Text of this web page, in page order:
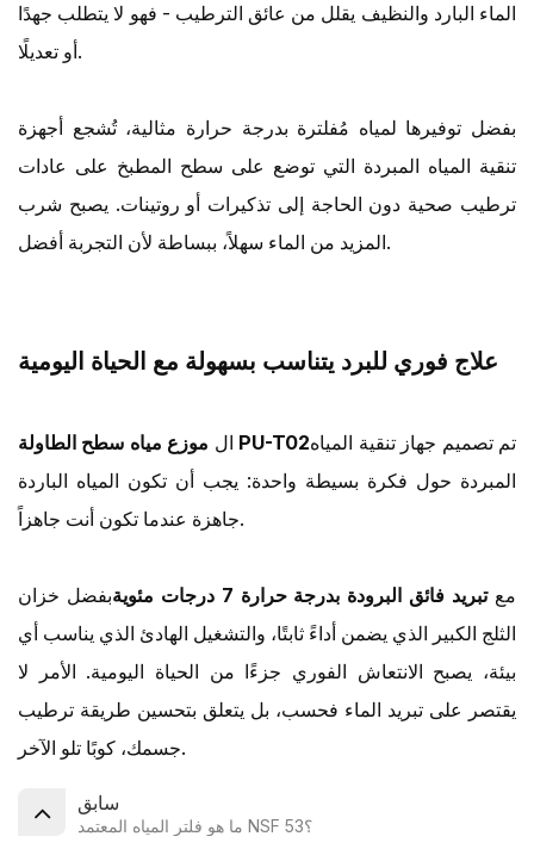
الماء البارد والنظيف يقلل من عائق الترطيب - فهو لا يتطلب جهدًا
أو تعديلًا.
بفضل توفيرها لمياه مُفلترة بدرجة حرارة مثالية، تُشجع أجهزة
تنقية المياه المبردة التي توضع على سطح المطبخ على عادات
ترطيب صحية دون الحاجة إلى تذكيرات أو روتينات. يصبح شرب
المزيد من الماء سهلاً، ببساطة لأن التجربة أفضل.
علاج فوري للبرد يتناسب بسهولة مع الحياة اليومية
ال موزع مياه سطح الطاولة PU-T02تم تصميم جهاز تنقية المياه
المبردة حول فكرة بسيطة واحدة: يجب أن تكون المياه الباردة
جاهزة عندما تكون أنت جاهزاً.
معتبريد فائق البرودة بدرجة حرارة 7 درجات مئوية
بفضل خزان
الثلج الكبير الذي يضمن أداءً ثابتًا، والتشغيل الهادئ الذي يناسب أي
بيئة، يصبح الانتعاش الفوري جزءًا من الحياة اليومية. الأمر لا
يقتصر على تبريد الماء فحسب، بل يتعلق بتحسين طريقة ترطيب
جسمك، كوبًا تلو الآخر.
سابق
ما هو فلتر المياه المعتمد NSF 53؟